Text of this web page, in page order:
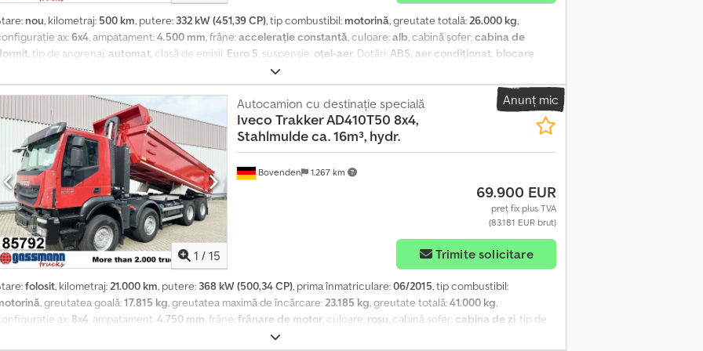
nou, kilometraj: 500 km, putere: 332 kW (451,39 CP), tip combustibil: motorină, greutate totală:26.000 kg,
ax:6x4, ampatament:4.500 mm, frâne:accelerație constantă, culoare:alb, cabină șofer:cabina de
, tip de angrenaj: automat, clasă de emisii: Euro 5, suspensie: oțel-aer, Dotări: ABS, aer condiționat, blocare
diferențial, cabină, nivel redus de zgomot, pilot automat de viteză, încălzitor staționar
sosire / în tranzit, cabină lungă, 1x scaun pneumatic, oglinzi electrice, oglinzi încălzite, geam electric stânga, geam
electric dreapta, aer condiționat, tempomat, încălzire staționară, ABS (sistem antiblocare), retarder constant, cutie
ridicare+coborâre, blocare diferențial, suspensie pe arcuri și aer, zgomot redus G1, ecuson verde de mediu.
Cedpfxsvhhm Ns Aatjrf Ampatament: 4500 mm Suprastructură: EEV, DAUNE DE INCENDIU CABINĂ! Donator de piese
fără cabină! Axă față 8,0/9,0 t, roți! INFORMAȚII DESPRE ACCESORII FĂRĂ GARANȚIE, modificări, vânzare intermediară și
erori rezervate!
Anunț mic
1 / 15
Bovenden 1.267 km
Autocamion cu destinație specială
IvecoTrakker AD410T50 8x4,
Stahlmulde ca. 16m³, hydr.
69.900 EUR
preț fix plus TVA
(83.181 EUR brut)
Trimite solicitare
folosit, kilometraj:21.000 km, putere: 368 kW (500,34 CP), prima înmatriculare:06/2015, tip combustibil:
, greutatea goală:17.815 kg, greutatea maximă de încărcare:23.185 kg, greutate totală:41.000 kg,
ax: 8x4, ampatament:4.750 mm, frâne:frânare de motor, culoare: roșu, cabină șofer: cabina de zi, tip de
, număr de locuri: